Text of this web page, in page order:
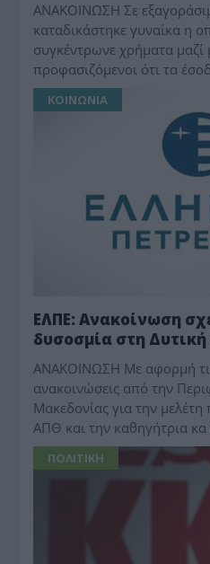
ΑΝΑΚΟΙΝΩΣΗ Σε
καταδικάστηκε γυναίκα η
συγκέντρωνε χρήματα μαζί
προφασιζόμενοι ότι τα
ΚΟΙΝΩΝΙΑ
ΕΛΠΕ: Ανακοίνωση
δυσοσμία στη
ΑΝΑΚΟΙΝΩΣΗ Με αφορμή
ανακοινώσεις από την
Μακεδονίας για την
ΑΠΘ και την καθηγήτρια
ΠΟΛΙΤΙΚΗ